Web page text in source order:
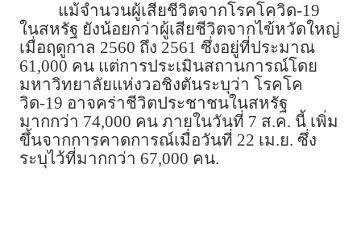
แม้จำนวนผู้เสียชีวิตจากโรคโควิด-19
ในสหรัฐ ยังน้อยกว่าผู้เสียชีวิตจากไข้หวัดใหญ่
เมื่อฤดูกาล 2560 ถึง 2561 ซึ่งอยู่ที่ประมาณ
61,000 คน แต่การประเมินสถานการณ์โดย
มหาวิทยาลัยแห่งวอชิงตันระบุว่า โรคโค
วิด-19 อาจคร่าชีวิตประชาชนในสหรัฐ
มากกว่า 74,000 คน ภายในวันที่ 7 ส.ค. นี้ เพิ่ม
ขึ้นจากการคาดการณ์เมื่อวันที่ 22 เม.ย. ซึ่ง
ระบุไว้ที่มากกว่า 67,000 คน.